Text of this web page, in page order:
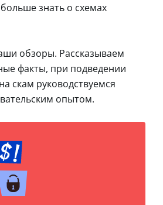
знать о схемах
обзоры. Рассказываем
факты, при подведении
скам руководствуемся
опытом.